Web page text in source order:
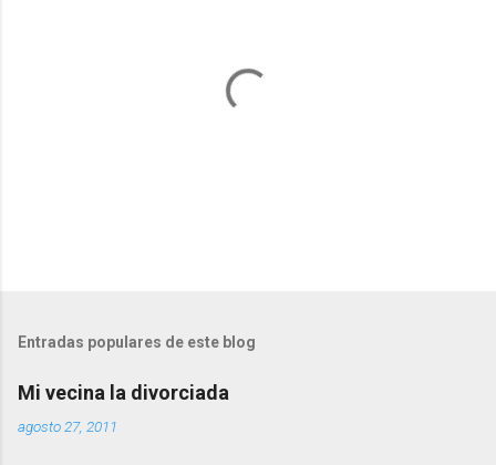
l
a
r
Entradas populares de este blog
Mi vecina la divorciada
agosto 27, 2011